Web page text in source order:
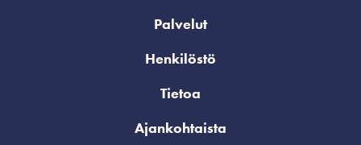
Palvelut
Henkilöstö
Tietoa
Ajankohtaista